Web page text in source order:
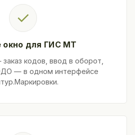
✓
окно для ГИС МТ
кодов, ввод в оборот,
— в одном интерфейсе